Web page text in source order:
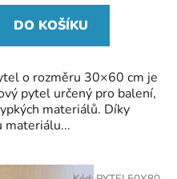
DO KOŠÍKU
o rozměru 30×60 cm je
pytel určený pro balení,
materiálů. Díky
materiálu...